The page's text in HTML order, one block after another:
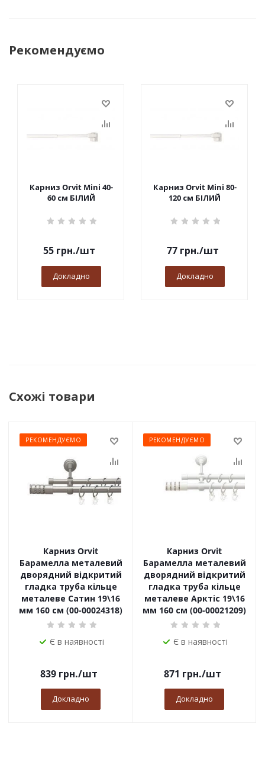
Рекомендуємо
Карниз Orvit Mini 40-
60 см БІЛИЙ
55грн./шт
Докладно
Карниз Orvit Mini 80-
120 см БІЛИЙ
77грн./шт
Докладно
Схожі товари
РЕКОМЕНДУЄМО
Карниз Orvit
Барамелла металевий
дворядний відкритий
гладка труба кільце
металеве Сатин 19\16
мм 160 см (00-00024318)
Є в наявності
839грн./шт
Докладно
РЕКОМЕНДУЄМО
Карниз Orvit
Барамелла металевий
дворядний відкритий
гладка труба кільце
металеве Арктіс 19\16
мм 160 см (00-00021209)
Є в наявності
871 грн./шт
Докладно